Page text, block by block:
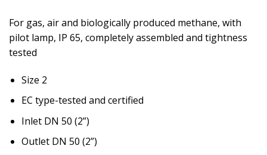
For gas, air and biologically produced methane, with
pilot lamp, IP 65, completely assembled and tightness
tested
Size 2
EC type-tested and certified
Inlet DN 50 (2”)
Outlet DN 50 (2”)